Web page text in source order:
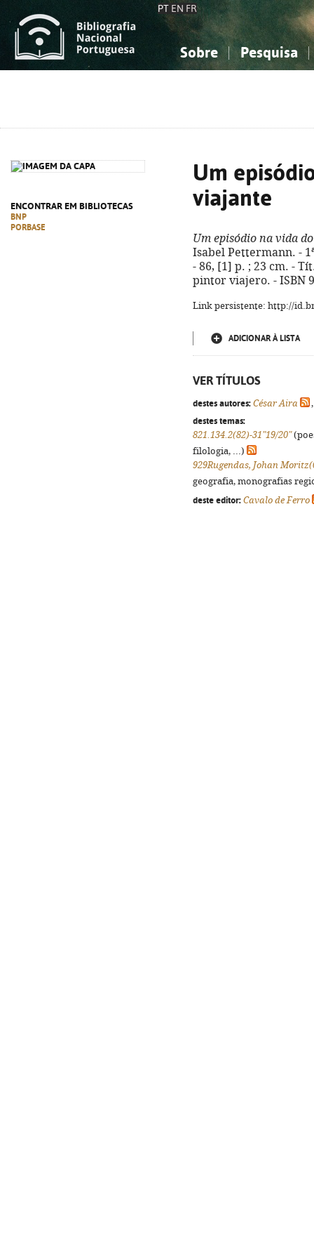
PT EN FR
Sobre Pesquisa
ENCONTRAR EM BIBLIOTECAS
BNP
PORBASE
Um
viajante
Um episódio na vida
Isabel Pettermann. -
- 86, [1] p. ; 23 cm. -
pintor viajero. - ISBN
Link persistente: http://
ADICIONAR À LISTA
VER TÍTULOS
destes autores: César Aira
destes temas:
821.134.2(82)-31"19/20"
filologia, ...)
929Rugendas, Johan
geografia, monografias
deste editor: Cavalo de Ferro